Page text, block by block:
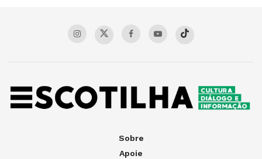
Sobre
Apoie